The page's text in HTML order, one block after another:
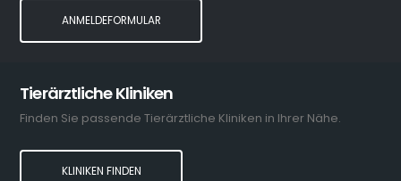
ANMELDEFORMULAR
Tierärztliche Kliniken
Finden Sie passende Tierärztliche Kliniken in Ihrer Nähe.
KLINIKEN FINDEN